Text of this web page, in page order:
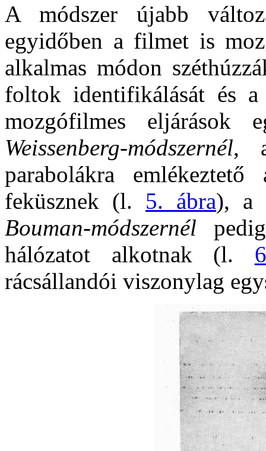
A módszer újabb
egyidőben a filmet is
alkalmas módon
foltok identifikálását és a
mozgófilmes eljárások
Weissenberg-módszernél,
parabolákra emlékeztető
feküsznek (l. 5. ábra), a
Bouman-módszernél
hálózatot alkotnak (l.
rácsállandói viszonylag